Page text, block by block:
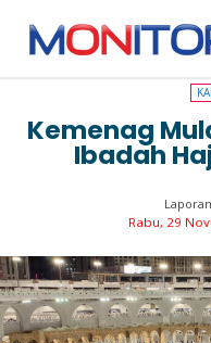
KABAR HAJI 2023
Kemenag
Ibadah
Rabu, 29